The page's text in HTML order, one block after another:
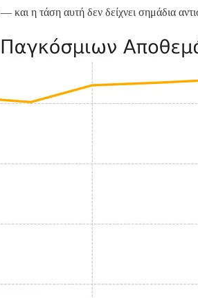
— και η τάση αυτή δεν δείχνει σημάδια